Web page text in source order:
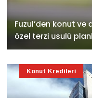
Fuzul’den konut
özel terzi usulü
Konut Kredileri